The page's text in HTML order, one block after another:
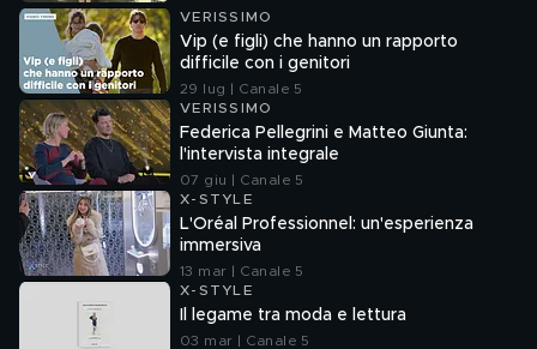
VERISSIMO
Vip (e figli) che hanno un rapporto
difficile con i genitori
29 lug | Canale 5
VERISSIMO
Federica Pellegrini e Matteo Giunta:
l'intervista integrale
07 giu | Canale 5
X-STYLE
L'Oréal Professionnel: un'esperienza
immersiva
13 mar | Canale 5
X-STYLE
Il legame tra moda e lettura
03 mar | Canale 5